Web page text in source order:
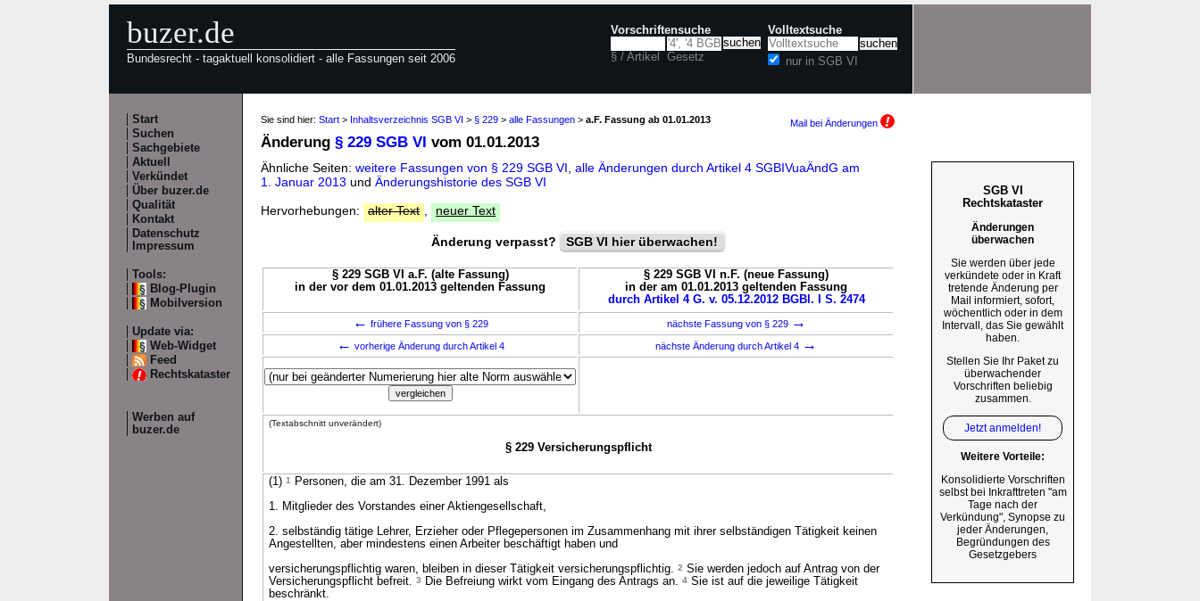
buzer.de
Bundesrecht - tagaktuell konsolidiert - alle Fassungen seit 2006
Vorschriftensuche
§ / Artikel Gesetz
Volltextsuche
nur in SGB VI
Start
Suchen
Sachgebiete
Aktuell
Verkündet
Über buzer.de
Qualität
Kontakt
Datenschutz
Impressum
Tools:
Blog-Plugin
Mobilversion
Update via:
Web-Widget
Feed
Rechtskataster
Werben auf
buzer.de
Sie sind hier: Start > Inhaltsverzeichnis SGB VI > § 229 > alle Fassungen > a.F. Fassung ab 01.01.2013 Mail bei Änderungen
Änderung § 229 SGB VI vom 01.01.2013
Ähnliche Seiten: weitere Fassungen von § 229 SGB VI alle Änderungen durch Artikel 4 SGBIVuaÄndG am
1. Januar 2013 und Änderungshistorie des SGB VI
Hervorhebungen:
alter Text neuer Text
Änderung verpasst? SGB VI hier überwachen!
§ 229 SGB VI a.F. (alte Fassung)
in der vor dem 01.01.2013 geltenden Fassung
§ 229 SGB VI n.F. (neue Fassung)
in der am 01.01.2013 geltenden Fassung
durch Artikel 4 G. v. 05.12.2012 BGBl. I S. 2474
← frühere Fassung von § 229 nächste Fassung von § 229 →
← vorherige Änderung durch Artikel 4 nächste Änderung durch Artikel 4 →
(Textabschnitt unverändert)
§ 229 Versicherungspflicht
(1) 1
Personen, die am 31. Dezember 1991 als
1. Mitglieder des Vorstandes einer Aktiengesellschaft,
2. selbständig tätige Lehrer, Erzieher oder Pflegepersonen im Zusammenhang mit ihrer selbständigen Tätigkeit keinen
Angestellten, aber mindestens einen Arbeiter beschäftigt haben und
versicherungspflichtig waren, bleiben in dieser Tätigkeit versicherungspflichtig. 2 Sie werden jedoch auf Antrag von der
Versicherungspflicht befreit. 3 Die Befreiung wirkt vom Eingang des Antrags an. 4 Sie ist auf die jeweilige Tätigkeit
beschränkt.
SGB VI
Rechtskataster
Änderungen
überwachen
Sie werden über jede
verkündete oder in Kraft
tretende Änderung per
Mail informiert, sofort,
wöchentlich oder in dem
Intervall, das Sie gewählt
haben.
Stellen Sie Ihr Paket zu
überwachender
Vorschriften beliebig
zusammen.
Jetzt anmelden!
Weitere Vorteile:
Konsolidierte Vorschriften
selbst bei Inkrafttreten "am
Tage nach der
Verkündung", Synopse zu
jeder Änderungen,
Begründungen des
Gesetzgebers